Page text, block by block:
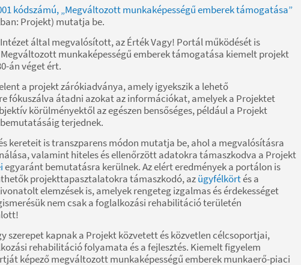
kódszámú, „Megváltozott munkaképességű emberek támogatása”
Projekt) mutatja be.
által megvalósított, az Érték Vagy! Portál működését is
munkaképességű emberek támogatása kiemelt projekt
án véget ért.
a projekt zárókiadványa, amely igyekszik a lehető
fókuszálva átadni azokat az információkat, amelyek a Projektet
körülményektől az egészen bensőséges, például a Projekt
terjednek.
kereteit is transzparens módon mutatja be, ahol a megvalósításra
valamint hiteles és ellenőrzött adatokra támaszkodva a Projekt
egyaránt bemutatásra kerülnek. Az elért eredmények a portálon is
projekttapasztalatokra támaszkodó, azügyfélkörtés a
elemzések is, amelyek rengeteg izgalmas és érdekességet
nem csak a foglalkozási rehabilitáció területén
szerepet kapnak a Projekt közvetett és közvetlen célcsoportjai,
rehabilitáció folyamata és a fejlesztés. Kiemelt figyelem
képező megváltozott munkaképességű emberek munkaerő-piaci